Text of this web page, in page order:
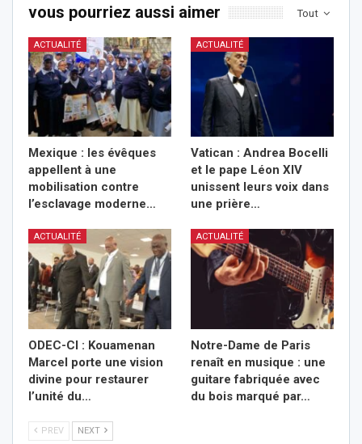
Tout
vous pourriez aussi aimer
ACTUALITÉ
Mexique : les évêques
appellent à une
mobilisation contre
l’esclavage moderne…
ACTUALITÉ
Vatican : Andrea Bocelli
et le pape Léon XIV
unissent leurs voix dans
une prière…
ACTUALITÉ
ODEC-CI : Kouamenan
Marcel porte une vision
divine pour restaurer
l’unité du…
ACTUALITÉ
Notre-Dame de Paris
renaît en musique : une
guitare fabriquée avec
du bois marqué par…
PREV NEXT